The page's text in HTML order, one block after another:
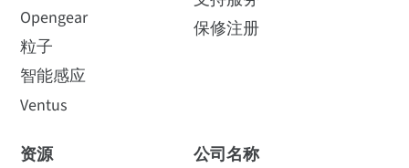
Opengear
粒子
智能感应
Ventus
保修注册
资源
公司名称